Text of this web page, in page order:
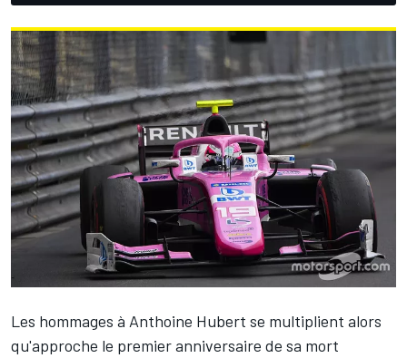
Les hommages à Anthoine Hubert se multiplient alors
qu'approche le premier anniversaire de sa mort